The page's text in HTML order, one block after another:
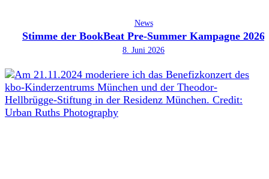
News
Stimme der BookBeat Pre-Summer Kampagne 2026
8. Juni 2026